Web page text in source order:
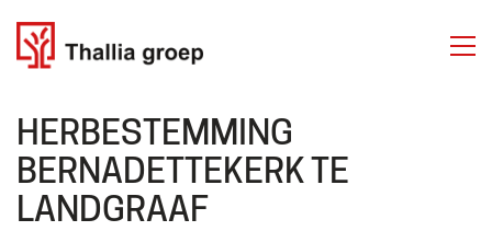
HERBESTEMMING
BERNADETTEKERK TE
LANDGRAAF